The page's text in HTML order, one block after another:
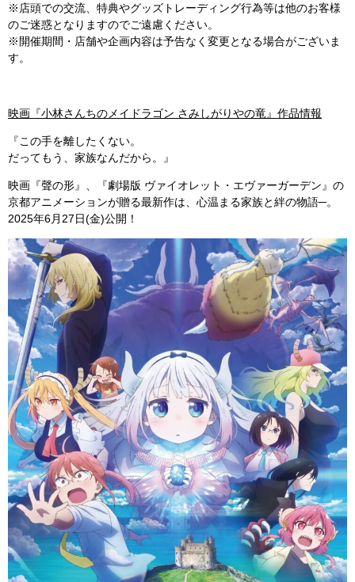
※店頭での交流、特典やグッズトレーディング行為等は他のお客様
のご迷惑となりますのでご遠慮ください。
※開催期間・店舗や企画内容は予告なく変更となる場合がございま
す。
映画『小林さんちのメイドラゴン さみしがりやの竜』作品情報
『この手を離したくない。
だってもう、家族なんだから。』
映画『聲の形』、『劇場版 ヴァイオレット・エヴァーガーデン』の
京都アニメーションが贈る最新作は、心温まる家族と絆の物語─。
2025年6月27日(金)公開！